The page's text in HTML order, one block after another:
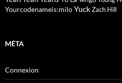
Yourcodenameis:miloYuckZach Hill
MÉTA
Connexion